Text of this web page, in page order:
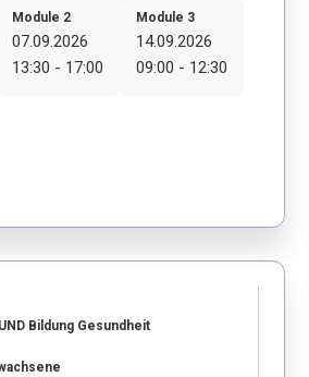
Module 2
07.09.2026
13:30 - 17:00
Module 3
14.09.2026
09:00 - 12:30
Bildung Gesundheit